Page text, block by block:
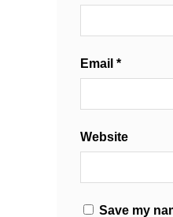
Email *
Website
Save my